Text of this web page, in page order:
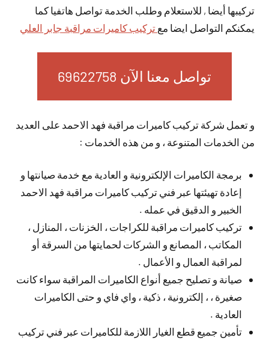
تركيبها أيضا , للاستعلام وطلب الخدمة تواصل هاتفيا كما
يمكنكم التواصل ايضا مع تركيب كاميرات مراقبة جابر العلي
تواصل معنا الآن 69622758
و تعمل شركة تركيب كاميرات مراقبة فهد الاحمد على العديد
من الخدمات المتنوعة ، و من هذه الخدمات :
برمجة الكاميرات الإلكترونية و العادية مع خدمة صيانتها و
إعادة تهيئتها عبر فني تركيب كاميرات مراقبة فهد الاحمد
الخبير و الدقيق في عمله .
تركيب كاميرات مراقبة للكراجات ، الخزنات ، المنازل ،
المكاتب ، المصانع و الشركات لحمايتها من السرقة أو
لمراقبة العمال و الأعمال .
صيانة و تصليح جميع أنواع الكاميرات المراقبة سواء كانت
صغيرة ، ، إلكترونية ، ذكية ، واي فاي و حتى الكاميرات
العادية .
تأمين جميع قطع الغيار اللازمة للكاميرات عبر فني تركيب